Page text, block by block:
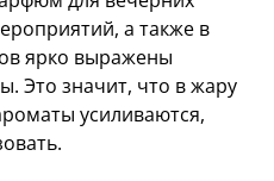
а также в
ярко выражены
Это значит, что в жару
усиливаются,